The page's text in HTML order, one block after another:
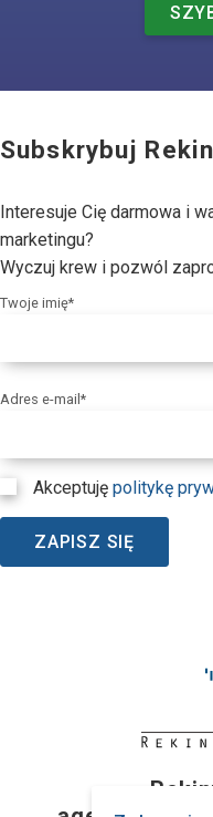
Subskrybuj
Interesuje Cię darmowa i
marketingu?
Wyczuj krew i pozwól
Twoje imię*
Adres e-mail*
Akceptuję politykę
ZAPISZ SIĘ